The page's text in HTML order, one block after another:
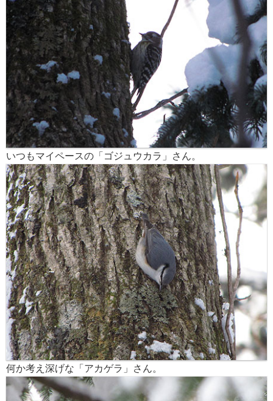
いつもマイペースの「ゴジュウカラ」さん。
何か考え深げな「アカゲラ」さん。